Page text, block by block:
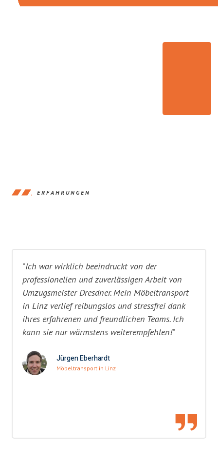
ERFAHRUNGEN
"Ich war wirklich beeindruckt von der
professionellen und zuverlässigen Arbeit von
Umzugsmeister Dresdner. Mein Möbeltransport
in Linz verlief reibungslos und stressfrei dank
ihres erfahrenen und freundlichen Teams. Ich
kann sie nur wärmstens weiterempfehlen!"
Jürgen Eberhardt
Möbeltransport in Linz